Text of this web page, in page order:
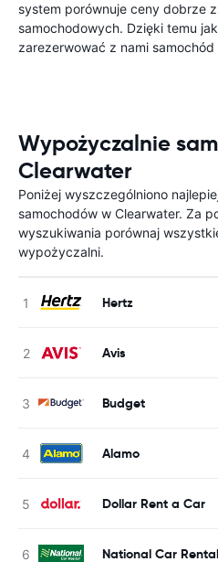
system porównuje ceny dobrze
samochodowych. Dzięki temu
zarezerwować z nami
Wypożyczalnie
Clearwater
Poniżej wyszczególniono
samochodów w Clearwater. Za
wyszukiwania porównaj
wypożyczalni.
Hertz
Avis
Budget
Alamo
Dollar Rent a Car
National Car Rental